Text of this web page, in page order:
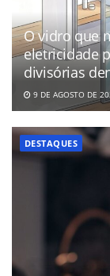
O vidro que
eletricidade
divisórias
9 DE AGOSTO DE
DESTAQUES